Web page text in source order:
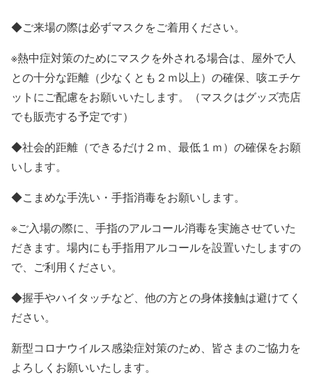
◆ご来場の際は必ずマスクをご着用ください。
※熱中症対策のためにマスクを外される場合は、屋外で人
との十分な距離（少なくとも２ｍ以上）の確保、咳エチケ
ットにご配慮をお願いいたします。（マスクはグッズ売店
でも販売する予定です）
◆社会的距離（できるだけ２ｍ、最低１ｍ）の確保をお願
いします。
◆こまめな手洗い・手指消毒をお願いします。
※ご入場の際に、手指のアルコール消毒を実施させていた
だきます。場内にも手指用アルコールを設置いたしますの
で、ご利用ください。
◆握手やハイタッチなど、他の方との身体接触は避けてく
ださい。
新型コロナウイルス感染症対策のため、皆さまのご協力を
よろしくお願いいたします。